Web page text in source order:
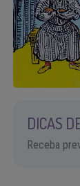
DICAS
Receba